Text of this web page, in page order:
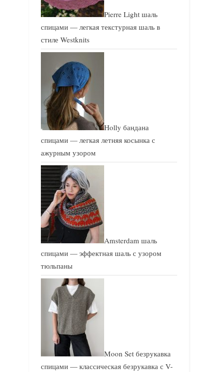
Pierre Light шаль
спицами — легкая текстурная шаль в
стиле Westknits
Holly бандана
спицами — легкая летняя косынка с
ажурным узором
Amsterdam шаль
спицами — эффектная шаль с узором
тюльпаны
Moon Set безрукавка
спицами — классическая безрукавка с V-